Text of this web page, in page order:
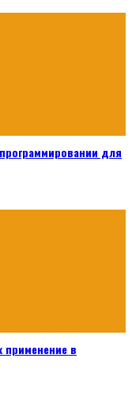
для
применение в